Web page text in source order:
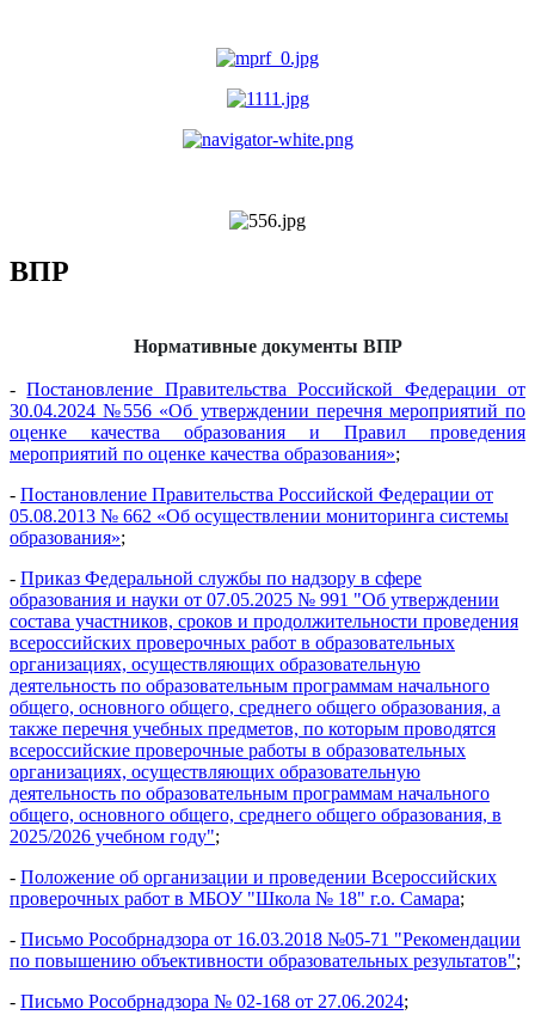
ВПР
Нормативные документы ВПР
-Постановление Правительства Российской Федерации от
30.04.2024 №556 «Об утверждении перечня мероприятий по
оценке качества образования и Правил проведения
мероприятий по оценке качества образования»;
- Постановление Правительства Российской Федерации от
05.08.2013 № 662 «Об осуществлении мониторинга системы
образования»;
- Приказ Федеральной службы по надзору в сфере
образования и науки от 07.05.2025 № 991 "Об утверждении
состава участников, сроков и продолжительности проведения
всероссийских проверочных работ в образовательных
организациях, осуществляющих образовательную
деятельность по образовательным программам начального
общего, основного общего, среднего общего образования, а
также перечня учебных предметов, по которым проводятся
всероссийские проверочные работы в образовательных
организациях, осуществляющих образовательную
деятельность по образовательным программам начального
общего, основного общего, среднего общего образования, в
2025/2026 учебном году";
- Положение об организации и проведении Всероссийских
проверочных работ в МБОУ "Школа № 18" г.о. Самара;
- Письмо Рособрнадзора от 16.03.2018 №05-71 "Рекомендации
по повышению объективности образовательных результатов";
- Письмо Рособрнадзора № 02-168 от 27.06.2024;